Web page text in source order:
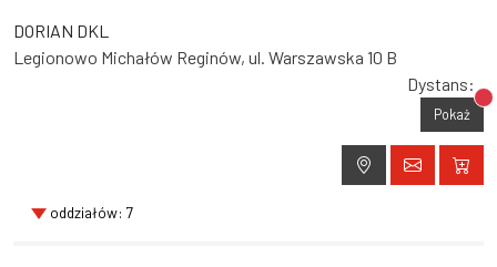
DORIAN DKL
Legionowo Michałów Reginów, ul. Warszawska 10 B
Dystans:
Pokaż
oddziałów: 7